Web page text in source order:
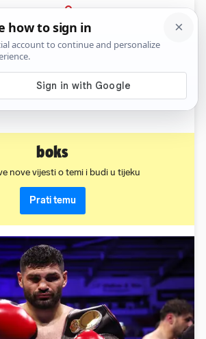
PRIJAVA
boks
nove vijesti o temi i budi u tijeku
Prati temu